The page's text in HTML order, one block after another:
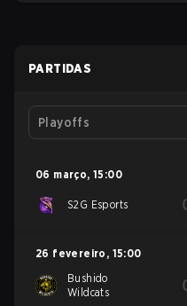
PARTIDAS
Playoffs
06 março, 15:00
S2G Esports
26 fevereiro , 15:00
Bushido
Wildcats